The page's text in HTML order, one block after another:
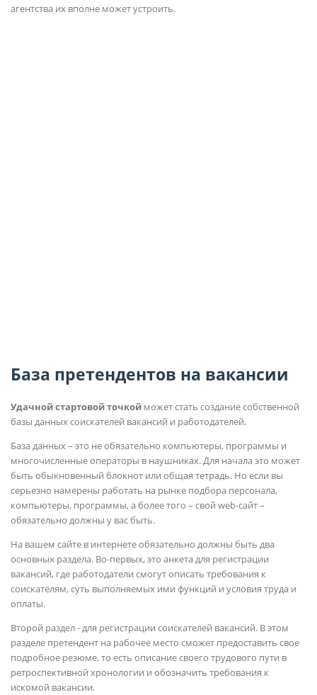
агентства их вполне может устроить.
База претендентов на вакансии
Удачной стартовой точкой может стать создание собственной
базы данных соискателей вакансий и работодателей.
База данных – это не обязательно компьютеры, программы и
многочисленные операторы в наушниках. Для начала это может
быть обыкновенный блокнот или общая тетрадь. Но если вы
серьезно намерены работать на рынке подбора персонала,
компьютеры, программы, а более того – свой web-сайт –
обязательно должны у вас быть.
На вашем сайте в интернете обязательно должны быть два
основных раздела. Во-первых, это анкета для регистрации
вакансий, где работодатели смогут описать требования к
соискателям, суть выполняемых ими функций и условия труда и
оплаты.
Второй раздел - для регистрации соискателей вакансий. В этом
разделе претендент на рабочее место сможет предоставить свое
подробное резюме, то есть описание своего трудового пути в
ретроспективной хронологии и обозначить требования к
искомой вакансии.